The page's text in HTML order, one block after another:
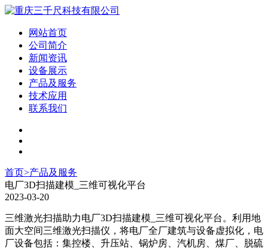
网站首页
公司简介
新闻资讯
设备展示
产品及服务
技术应用
联系我们
首页>产品及服务
电厂3D扫描建模_三维可视化平台
2023-03-20
三维激光扫描助力电厂3D扫描建模_三维可视化平台。利用地
面大空间三维激光扫描仪，将电厂全厂建筑与设备虚拟化，电
厂设备包括：集控楼、升压站、锅炉房、汽机房、煤厂、脱硫